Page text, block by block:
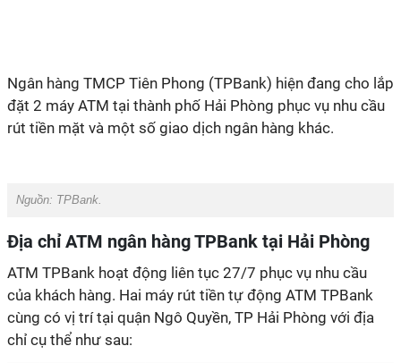
Ngân hàng TMCP Tiên Phong (TPBank) hiện đang cho lắp
đặt 2 máy ATM tại thành phố Hải Phòng phục vụ nhu cầu
rút tiền mặt và một số giao dịch ngân hàng khác.
Nguồn: TPBank.
Địa chỉ ATM ngân hàng TPBank tại Hải Phòng
ATM TPBank hoạt động liên tục 27/7 phục vụ nhu cầu
của khách hàng. Hai máy rút tiền tự động ATM TPBank
cùng có vị trí tại quận Ngô Quyền, TP Hải Phòng với địa
chỉ cụ thể như sau: